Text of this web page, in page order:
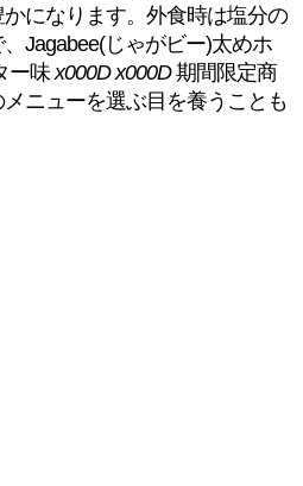
になります。外食時は塩分の
Jagabee(じゃがビー)太めホ
ー味x000D x000D期間限定商
ニューを選ぶ目を養うことも